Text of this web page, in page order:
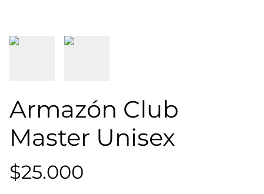
Armazón Club
Master Unisex
$25.000